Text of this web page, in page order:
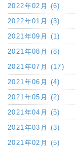
2022年02月 (6)
2022年01月 (3)
2021年09月 (1)
2021年08月 (8)
2021年07月 (17)
2021年06月 (4)
2021年05月 (2)
2021年04月 (5)
2021年03月 (3)
2021年02月 (5)